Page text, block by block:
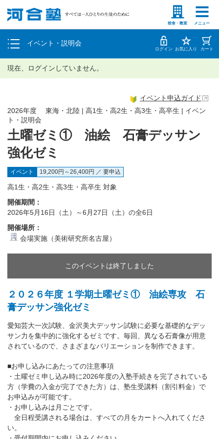
校舎・教室 メニュー
塾生の方 高等学校の先生
イベント・説明会
個別相談
体験授業 ログイン お気に入り カート
現在、ログインしていません。
土曜ゼミ① 油絵 石膏デッサン
強化ゼミ
2026年度 東海・北陸 | 高1生・高2生・高3生・高卒生 | イベン
ト・説明会
イベント申込ガイド
イベント 19,200円～26,400円 ／ 要申込
高1生・高2生・高3生・高卒生 対象
開催期間：
2026年5月16日（土）～6月27日（土）の全6日
開催場所：
会場実施（美術研究所名古屋）
このイベントは終了しました
２０２６年度 １学期土曜ゼミ① 油絵専攻 石
膏デッサン強化ゼミ
愛知芸大一次試験、金沢美大デッサン試験に必要な基礎的なデッ
サン力を集中的に強化するゼミです。毎回、異なる石膏像が用意
されているので、さまざまなバリエーションを制作できます。
■お申し込みにあたっての注意事項
・土曜ゼミ申し込み時に2026年度の入塾手続きを完了されている
方（学費の入金が完了できた方）は、塾生受講料（割引料金）で
お申込みが可能です。
・お申し込みは月ごとです。
全日程受講される場合は、すべての月をカートへ入れてくださ
い。